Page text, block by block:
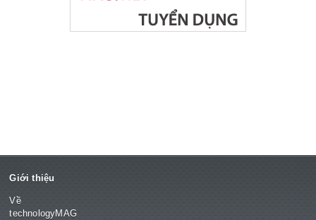
Giới thiệu
Về
technologyMAG